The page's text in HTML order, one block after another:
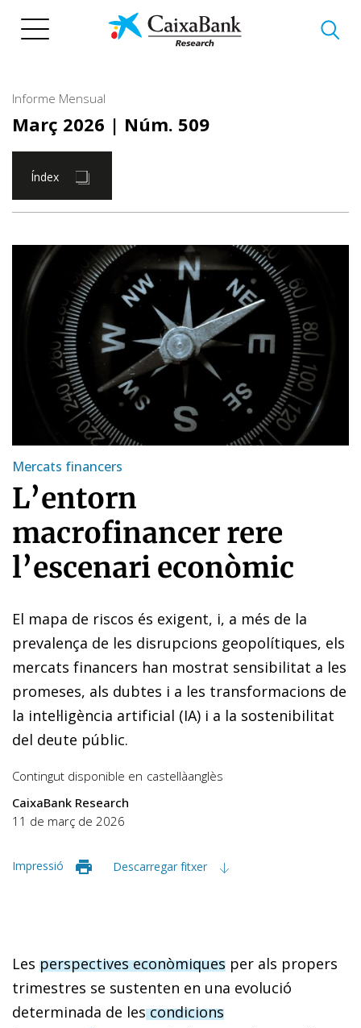
Informe Mensual
Març 2026 | Núm. 509
Índex
Mercats financers
L’entorn
macrofinancer rere
l’escenari econòmic
El mapa de riscos és exigent, i, a més de la
prevalença de les disrupcions geopolítiques, els
mercats financers han mostrat sensibilitat a les
promeses, als dubtes i a les transformacions de
la intel·ligència artificial (IA) i a la sostenibilitat
del deute públic.
Contingut disponible en castellàanglès
CaixaBank Research
11 de març de 2026
Impressió Descarregar fitxer
Les perspectives econòmiques per als propers
trimestres se sustenten en una evolució
determinada de lescondicions